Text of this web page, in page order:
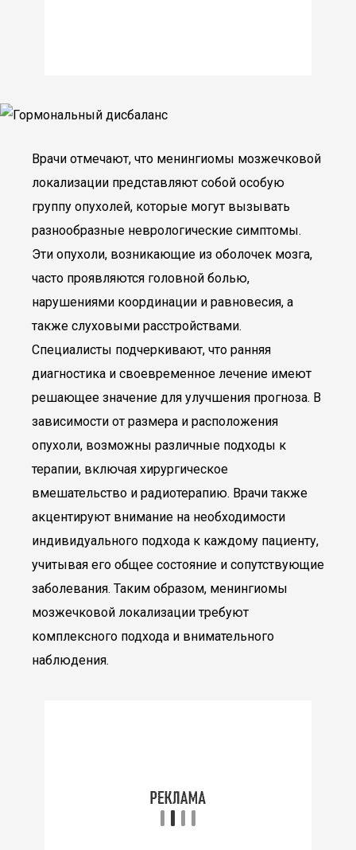
Врачи отмечают, что менингиомы мозжечковой
локализации представляют собой особую
группу опухолей, которые могут вызывать
разнообразные неврологические симптомы.
Эти опухоли, возникающие из оболочек мозга,
часто проявляются головной болью,
нарушениями координации и равновесия, а
также слуховыми расстройствами.
Специалисты подчеркивают, что ранняя
диагностика и своевременное лечение имеют
решающее значение для улучшения прогноза. В
зависимости от размера и расположения
опухоли, возможны различные подходы к
терапии, включая хирургическое
вмешательство и радиотерапию. Врачи также
акцентируют внимание на необходимости
индивидуального подхода к каждому пациенту,
учитывая его общее состояние и сопутствующие
заболевания. Таким образом, менингиомы
мозжечковой локализации требуют
комплексного подхода и внимательного
наблюдения.